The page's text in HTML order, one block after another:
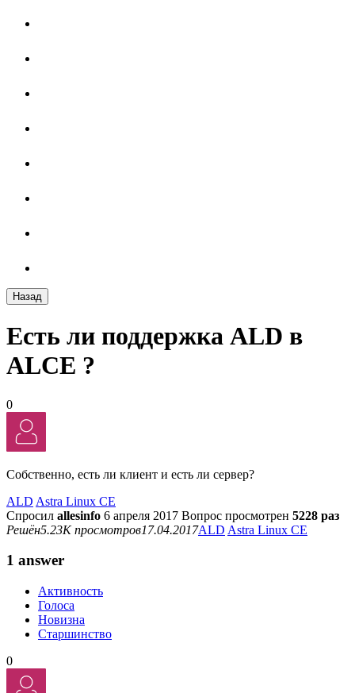
Назад
Есть ли поддержка ALD в
ALCE ?
0
Собственно, есть ли клиент и есть ли сервер?
ALD Astra Linux CE
Спросил allesinfo 6 апреля 2017 Вопрос просмотрен 5228 раз
Решён5.23K просмотров17.04.2017ALD Astra Linux CE
1 answer
Активность
Голоса
Новизна
Старшинство
0